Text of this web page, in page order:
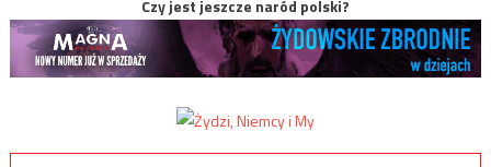
Czy jest jeszcze naród polski?